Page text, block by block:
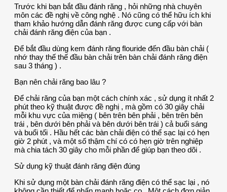
Trước khi bạn bắt đầu đánh răng , hỏi những nhà chuyên
môn các đề nghị về công nghệ . Nó cũng có thể hữu ích khi
tham khảo hướng dẫn đánh răng được cung cấp với bàn
chải đánh răng điện của bạn .
Để bắt đầu dùng kem đánh răng flouride đến đầu bàn chải (
nhớ thay thế thế đầu bàn chải trên bàn chải đánh răng điện
sau 3 tháng ) .
Bạn nên chải răng bao lâu ?
Để chải răng của bạn một cách chính xác , sử dụng ít nhất 2
phút theo kỹ thuật được đề nghị , mà gồm có 30 giây chải
mỗi khu vực của miệng ( bên trên bên phải , bên trên bên
trái , bên dưới bên phải và bên dưới bên trái ) cả buổi sáng
và buổi tối . Hầu hết các bàn chải điện có thể sạc lại có hẹn
giờ 2 phút , và một số thậm chí có có hẹn giờ trên nghiệp
mà chia tách 30 giây cho mỗi phần để giúp bạn theo dõi .
Sử dụng kỹ thuật đánh răng điện đúng
Khi sử dụng một bàn chải đánh răng điện có thể sạc lại , nó